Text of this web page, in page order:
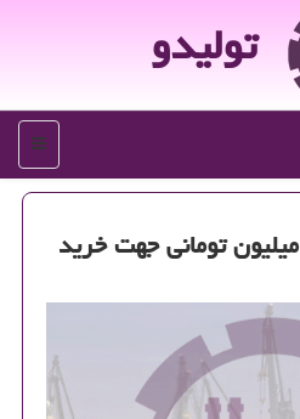
تولیدو
منو
۳۰۰۰ تسهیلات ۳۰۰ میلیون تومانی جهت خرید